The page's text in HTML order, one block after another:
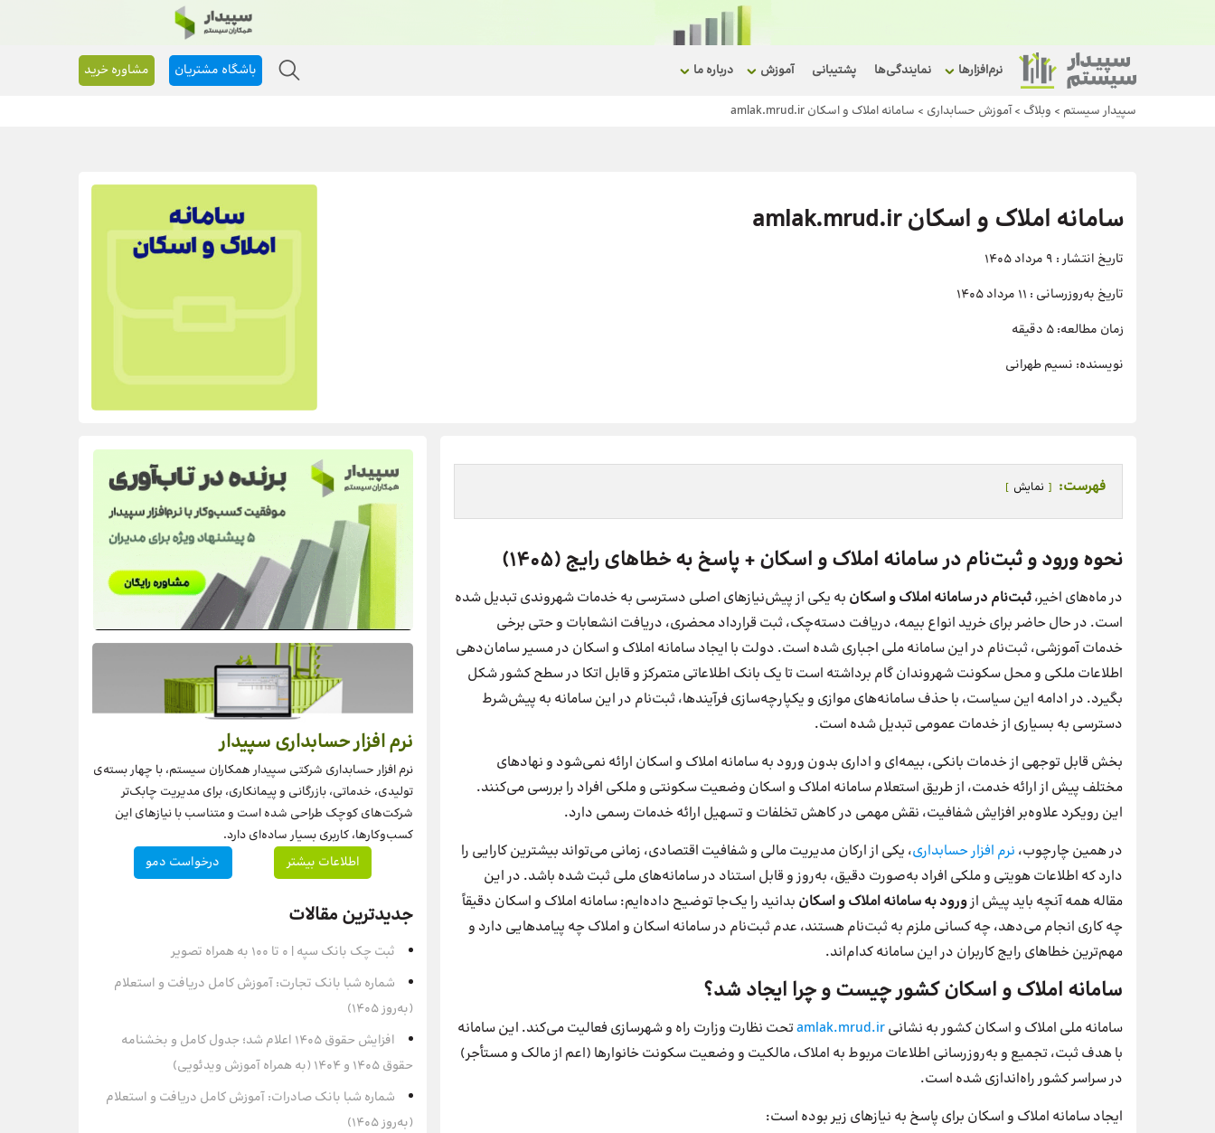
باشگاه مشتریان مشاوره خرید نرم‌افزارها نمایندگی‌ها پشتیبانی آموزش درباره ما
سپیدار سیستم > وبلاگ >آموزش حسابداری > سامانه املاک و اسکان amlak.mrud.ir
سامانه املاک و اسکان amlak.mrud.ir
تاریخ انتشار : 9 مرداد 1405
تاریخ به‌روزرسانی : 11 مرداد 1405
زمان مطالعه: 5 دقیقه
نویسنده: نسیم طهرانی
فهرست: نمایش
نحوه ورود و ثبت‌نام در سامانه املاک و اسکان + پاسخ به خطاهای رایج (۱۴۰۵)
در ماه‌های اخیر،ثبت‌نام در سامانه املاک و اسکان به یکی از پیش‌نیازهای اصلی دسترسی به خدمات شهروندی تبدیل شده
است. در حال حاضر برای خرید انواع بیمه، دریافت دسته‌چک، ثبت قرارداد محضری، دریافت انشعابات و حتی برخی
خدمات آموزشی، ثبت‌نام در این سامانه ملی اجباری شده است. دولت با ایجاد سامانه املاک و اسکان در مسیر سامان‌دهی
اطلاعات ملکی و محل سکونت شهروندان گام برداشته است تا یک بانک اطلاعاتی متمرکز و قابل اتکا در سطح کشور شکل
بگیرد. در ادامه این سیاست، با حذف سامانه‌های موازی و یکپارچه‌سازی فرآیندها، ثبت‌نام در این سامانه به پیش‌شرط
دسترسی به بسیاری از خدمات عمومی تبدیل شده است.
بخش قابل توجهی از خدمات بانکی، بیمه‌ای و اداری بدون ورود به سامانه املاک و اسکان ارائه نمی‌شود و نهادهای
مختلف پیش از ارائه خدمت، از طریق استعلام سامانه املاک و اسکان وضعیت سکونتی و ملکی افراد را بررسی می‌کنند.
این رویکرد علاوه‌بر افزایش شفافیت، نقش مهمی در کاهش تخلفات و تسهیل ارائه خدمات رسمی دارد.
در همین چارچوب، نرم افزار حسابداری، یکی از ارکان مدیریت مالی و شفافیت اقتصادی، زمانی می‌تواند بیشترین کارایی را
دارد که اطلاعات هویتی و ملکی افراد به‌صورت دقیق، به‌روز و قابل استناد در سامانه‌های ملی ثبت شده باشد. در این
مقاله همه‌ آنچه باید پیش ازورود به سامانه املاک و اسکان بدانید را یک‌جا توضیح داده‌ایم: سامانه املاک و اسکان دقیقاً
چه کاری انجام می‌دهد، چه کسانی ملزم به ثبت‌نام هستند، عدم ثبت‌نام در سامانه اسکان و املاک چه پیامدهایی دارد و
مهم‌ترین خطاهای رایج کاربران در این سامانه کدام‌اند.
سامانه املاک و اسکان کشور چیست و چرا ایجاد شد؟
سامانه ملی املاک و اسکان کشور به نشانیamlak.mrud.irتحت نظارت وزارت راه و شهرسازی فعالیت می‌کند. این سامانه
با هدف ثبت، تجمیع و به‌روزرسانی اطلاعات مربوط به املاک، مالکیت و وضعیت سکونت خانوارها (اعم از مالک و مستأجر)
در سراسر کشور راه‌اندازی شده است.
ایجاد سامانه املاک و اسکان برای پاسخ به نیازهای زیر بوده است:
نرم افزار حسابداری سپیدار
نرم افزار حسابداری شرکتی سپیدار همکاران سیستم، با چهار بسته‌‌ی
تولیدی، خدماتی، بازرگانی و پیمانکاری، برای مدیریت چابک‌تر
شرکت‌های کوچک طراحی شده است و متناسب با نیازهای این
کسب‌وکارها، کاربری بسیار ساده‌ای دارد.
اطلاعات بیشتر
درخواست دمو
جدیدترین مقالات
ثبت چک بانک سپه | ۰ تا ۱۰۰ به همراه تصویر
شماره شبا بانک تجارت: آموزش کامل دریافت و استعلام
(به‌روز ۱۴۰۵)
افزایش حقوق 1405 اعلام شد؛ جدول کامل و بخشنامه
حقوق 1405 و 1404 (به همراه آموزش ویدئویی)
شماره شبا بانک صادرات: آموزش کامل دریافت و استعلام
(به‌روز ۱۴۰۵)